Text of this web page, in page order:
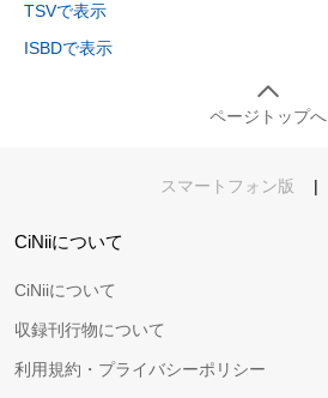
TSVで表示
ISBDで表示
ページトップへ
スマートフォン版 |
CiNiiについて
CiNiiについて
収録刊行物について
利用規約・プライバシーポリシー